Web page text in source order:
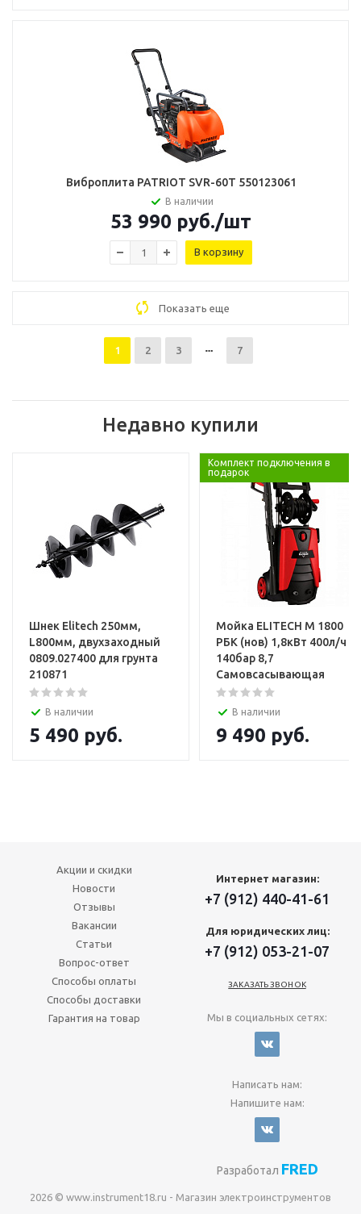
Виброплита PATRIOT SVR-60T 550123061
В наличии
53 990 руб./шт
В корзину
Показать еще
1 2 3 7
Недавно купили
Шнек Elitech 250мм,
L800мм, двухзаходный
0809.027400 для грунта
210871
В наличии
5 490 руб.
Комплект подключения в
подарок
Мойка ELITECH М 1800
РБК (нов) 1,8кВт 400л/ч
140бар 8,7
Самовсасывающая
В наличии
9 490 руб.
Акции и скидки
Новости
Отзывы
Вакансии
Статьи
Вопрос-ответ
Способы оплаты
Способы доставки
Гарантия на товар
Интернет магазин:
+7 (912) 440-41-61
Для юридических лиц:
+7 (912) 053-21-07
ЗАКАЗАТЬ ЗВОНОК
Мы в социальных сетях:
Написать нам:
Напишите нам:
Разработал FRED
2026 © www.instrument18.ru - Магазин электроинструментов